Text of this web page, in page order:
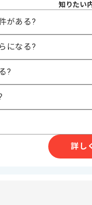
かを用いた開発経験(2年以
連携の設計、実装経験
、Puppeteer等のブラウザ
ScriptやGitHub Actionsで
経験
アへの技術トレーニング、
知りたい
がある?
になる?
?
詳し